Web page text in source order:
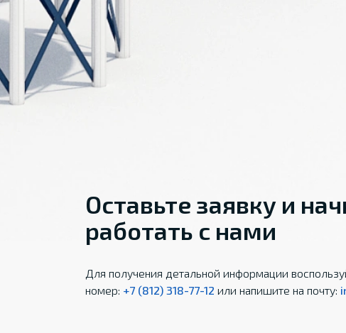
Оставьте заявку и
работать с нами
Для получения детальной информации
номер: +7 (812) 318-77-12 или напишите на почту: